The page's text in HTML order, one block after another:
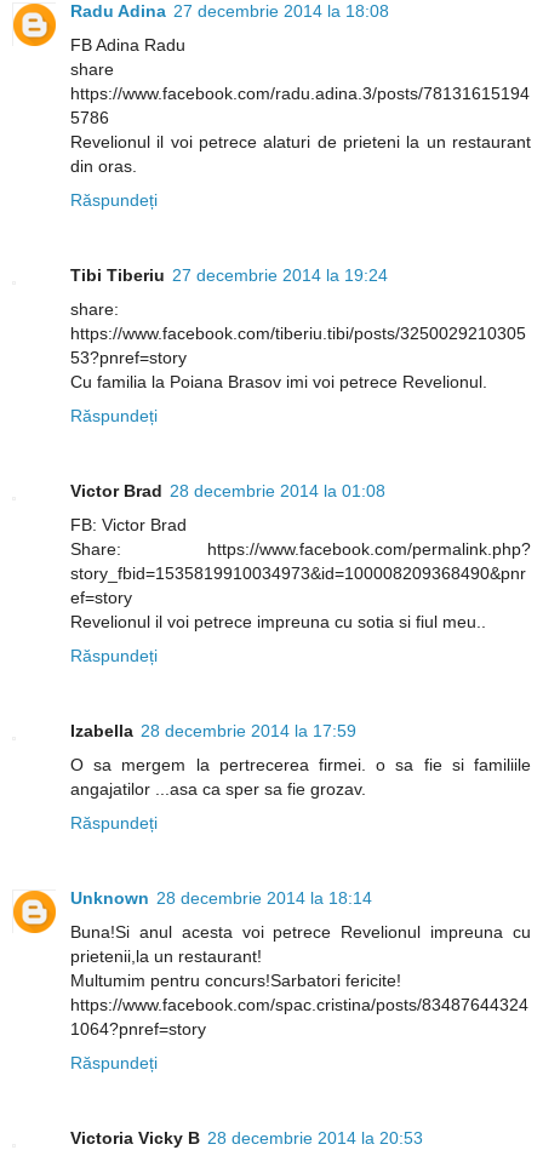
Radu Adina 27 decembrie 2014 la 18:08
FB Adina Radu
share
https://www.facebook.com/radu.adina.3/posts/78131615194
5786
Revelionul il voi petrece alaturi de prieteni la un restaurant
din oras.
Răspundeți
Tibi Tiberiu 27 decembrie 2014 la 19:24
share:
https://www.facebook.com/tiberiu.tibi/posts/3250029210305
53?pnref=story
Cu familia la Poiana Brasov imi voi petrece Revelionul.
Răspundeți
Victor Brad 28 decembrie 2014 la 01:08
FB: Victor Brad
Share: https://www.facebook.com/permalink.php?
story_fbid=1535819910034973&id=100008209368490&pnr
ef=story
Revelionul il voi petrece impreuna cu sotia si fiul meu..
Răspundeți
Izabella 28 decembrie 2014 la 17:59
O sa mergem la pertrecerea firmei. o sa fie si familiile
angajatilor ...asa ca sper sa fie grozav.
Răspundeți
Unknown 28 decembrie 2014 la 18:14
Buna!Si anul acesta voi petrece Revelionul impreuna cu
prietenii,la un restaurant!
Multumim pentru concurs!Sarbatori fericite!
https://www.facebook.com/spac.cristina/posts/83487644324
1064?pnref=story
Răspundeți
Victoria Vicky B 28 decembrie 2014 la 20:53